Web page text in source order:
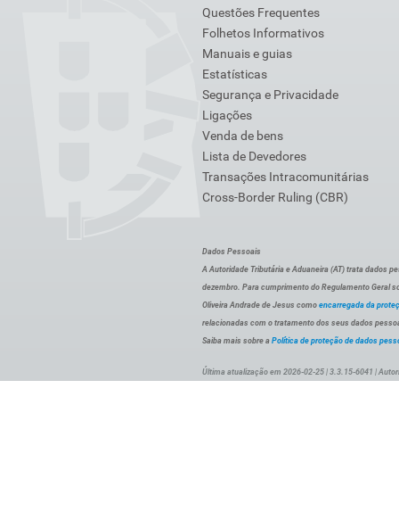
Questões Frequentes
Folhetos Informativos
Manuais e guias
Estatísticas
Segurança e Privacidade
Ligações
Venda de bens
Lista de Devedores
Transações Intracomunitárias
Cross-Border Ruling (CBR)
Dados Pessoais
A Autoridade Tributária e Aduaneira (AT) trata dados
dezembro. Para cumprimento do Regulamento Geral
Oliveira Andrade de Jesus como encarregada da
relacionadas com o tratamento dos seus dados
Saiba mais sobre a Política de proteção de dados
Última atualização em 2026-02-25 | 3.3.15-6041 |